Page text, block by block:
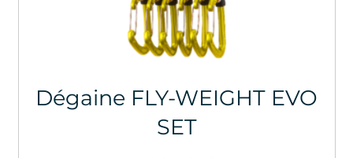
Dégaine FLY-WEIGHT EVO
SET